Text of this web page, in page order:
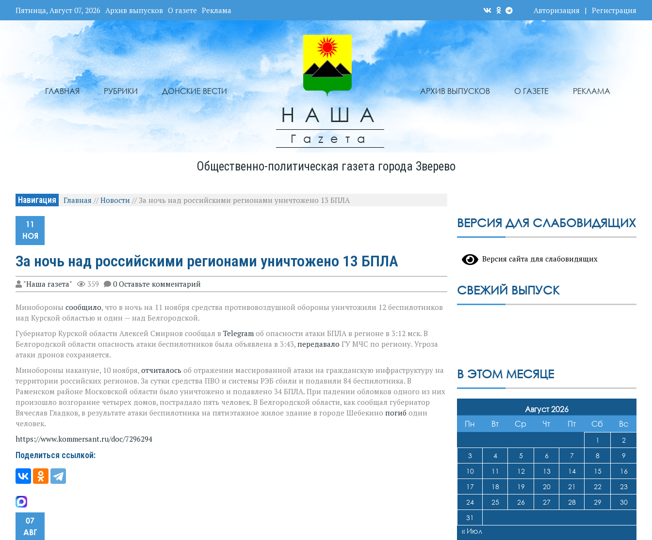
Пятница, Август 07, 2026 Архив выпусков О газете Реклама Авторизация | Регистрация
ГЛАВНАЯ РУБРИКИ ДОНСКИЕ ВЕСТИ
НАША
Гаzета
АРХИВ ВЫПУСКОВ О ГАЗЕТЕ РЕКЛАМА
Общественно-политическая газета города Зверево
Навигация Главная //Новости // За ночь над российскими регионами уничтожено 13 БПЛА
11
НОЯ
За ночь над российскими регионами уничтожено 13 БПЛА
"Наша газета" 359 0 Оставьте комментарий
Минобороны сообщило, что в ночь на 11 ноября средства противовоздушной обороны уничтожили 12 беспилотников
над Курской областью и один — над Белгородской.
Губернатор Курской области Алексей Смирнов сообщал в Telegram об опасности атаки БПЛА в регионе в 3:12 мск. В
Белгородской области опасность атаки беспилотников была объявлена в 3:43, передавало ГУ МЧС по региону. Угроза
атаки дронов сохраняется.
Минобороны накануне, 10 ноября, отчиталось об отражении массированной атаки на гражданскую инфраструктуру на
территории российских регионов. За сутки средства ПВО и системы РЭБ сбили и подавили 84 беспилотника. В
Раменском районе Московской области было уничтожено и подавлено 34 БПЛА. При падении обломков одного из них
произошло возгорание четырех домов, пострадало пять человек. В Белгородской области, как сообщал губернатор
Вячеслав Гладков, в результате атаки беспилотника на пятиэтажное жилое здание в городе Шебекино погиб один
человек.
https://www.kommersant.ru/doc/7296294
Поделиться ссылкой:
07
АВГ
ВЕРСИЯ ДЛЯ СЛАБОВИДЯЩИХ
Версия сайта для слабовидящих
СВЕЖИЙ ВЫПУСК
В ЭТОМ МЕСЯЦЕ
Август 2026
Пн
Вт Ср Чт Пт Сб Вс
1
2
3
4 5 6 7 8
9
10
11 12 13 14 15
16
17
18 19 20 21 22
23
24
25 26 27 28 29
30
31
« Июл